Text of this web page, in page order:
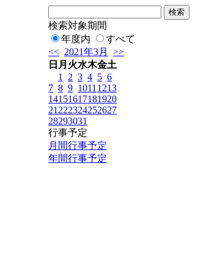
検索対象期間
年度内
すべて
<< 2021年3月
>>
日 月 火水木金土
1
2 3 4 5 6
7 8 9 1011 1213
14151617181920
21 222324252627
28293031
行事予定
月間行事予定
年間行事予定